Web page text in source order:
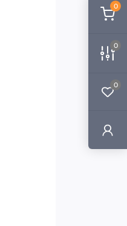
0
0
0